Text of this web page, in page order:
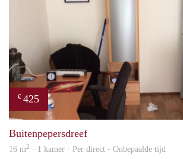
€ 425
Buitenpepersdreef
16 m2 · 1 kamer · Per direct - Onbepaalde tijd